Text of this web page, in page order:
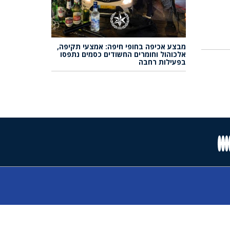
מבצע אכיפה בחופי חיפה: אמצעי תקיפה,
אלכוהול וחומרים החשודים כסמים נתפסו
בפעילות רחבה